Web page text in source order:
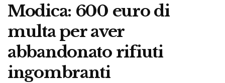
Modica: 600 euro di
multa per aver
abbandonato rifiuti
ingombranti